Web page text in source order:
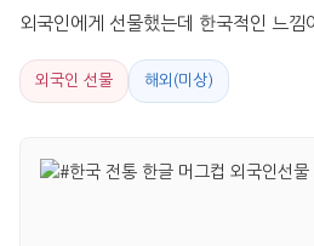
외국인에게 선물했는데 한국적인 느낌
외국인 선물 해외(미상)